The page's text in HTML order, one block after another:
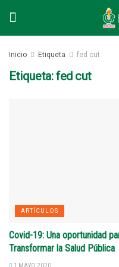
Inicio Etiqueta fed cut
Etiqueta: fed cut
ARTÍCULOS
Covid-19: Una oportunidad
Transformar la Salud Pública
1 MAYO 2020